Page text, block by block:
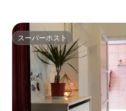
スーパーホスト
スーパーホスト